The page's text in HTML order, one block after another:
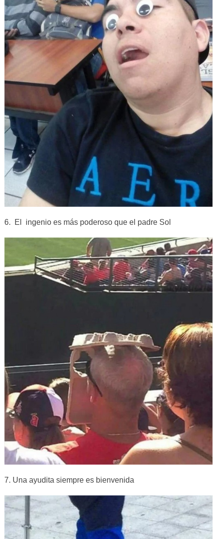
6. El ingenio es más poderoso que el padre Sol
7. Una ayudita siempre es bienvenida